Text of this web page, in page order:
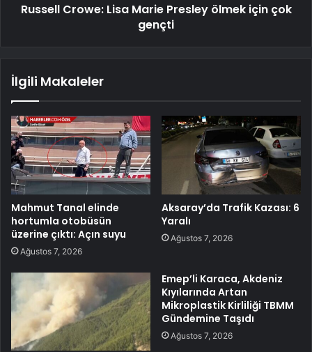
Russell Crowe: Lisa Marie Presley ölmek için çok
gençti
İlgili Makaleler
Mahmut Tanal elinde
hortumla otobüsün
üzerine çıktı: Açın suyu
Ağustos 7, 2026
Aksaray’da Trafik Kazası: 6
Yaralı
Ağustos 7, 2026
Emep’li Karaca, Akdeniz
Kıyılarında Artan
Mikroplastik Kirliliği TBMM
Gündemine Taşıdı
Ağustos 7, 2026